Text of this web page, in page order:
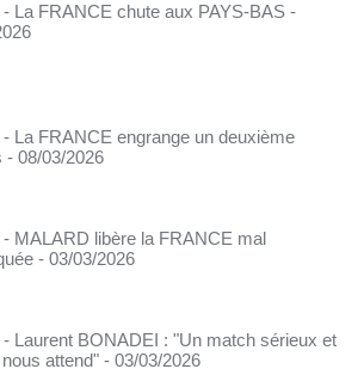
- La FRANCE chute aux PAYS-BAS -
- La FRANCE engrange un deuxième
- 08/03/2026
- MALARD libère la FRANCE mal
- 03/03/2026
- Laurent BONADEI : "Un match sérieux et
attend" - 03/03/2026